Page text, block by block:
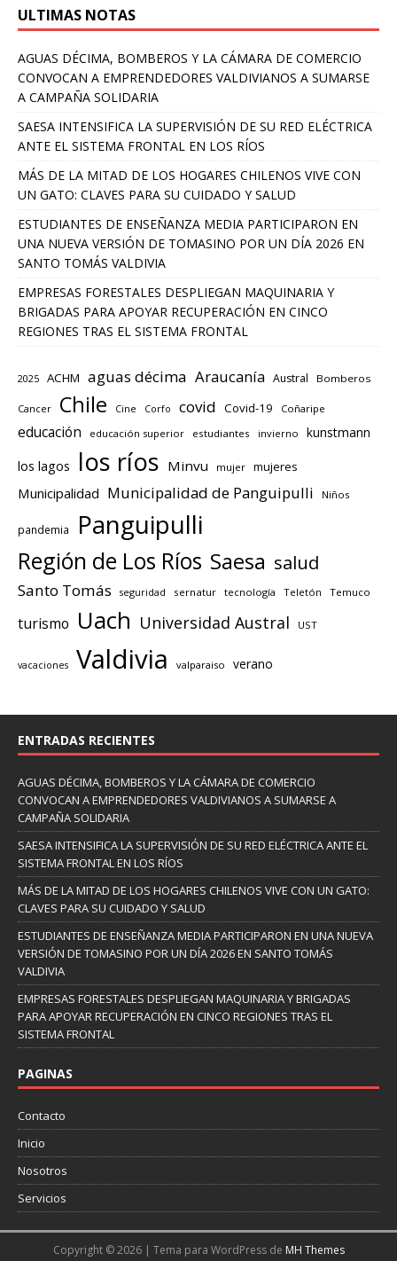
ULTIMAS NOTAS
AGUAS DÉCIMA, BOMBEROS Y LA CÁMARA DE COMERCIO
CONVOCAN A EMPRENDEDORES VALDIVIANOS A SUMARSE
A CAMPAÑA SOLIDARIA
SAESA INTENSIFICA LA SUPERVISIÓN DE SU RED ELÉCTRICA
ANTE EL SISTEMA FRONTAL EN LOS RÍOS
MÁS DE LA MITAD DE LOS HOGARES CHILENOS VIVE CON
UN GATO: CLAVES PARA SU CUIDADO Y SALUD
ESTUDIANTES DE ENSEÑANZA MEDIA PARTICIPARON EN
UNA NUEVA VERSIÓN DE TOMASINO POR UN DÍA 2026 EN
SANTO TOMÁS VALDIVIA
EMPRESAS FORESTALES DESPLIEGAN MAQUINARIA Y
BRIGADAS PARA APOYAR RECUPERACIÓN EN CINCO
REGIONES TRAS EL SISTEMA FRONTAL
2025 ACHM aguas décima Araucanía Austral Bomberos
Cancer Chile Cine Corfo covid Covid-19 Coñaripe
educación educación superior estudiantes invierno kunstmann
los lagos los ríos Minvu mujer mujeres
Municipalidad Municipalidad de Panguipulli Niños
pandemia Panguipulli
Región de Los Ríos Saesa salud
Santo Tomás seguridad sernatur tecnología Teletón Temuco
turismo Uach Universidad Austral UST
vacaciones Valdivia valparaiso verano
ENTRADAS RECIENTES
AGUAS DÉCIMA, BOMBEROS Y LA CÁMARA DE COMERCIO
CONVOCAN A EMPRENDEDORES VALDIVIANOS A SUMARSE A
CAMPAÑA SOLIDARIA
SAESA INTENSIFICA LA SUPERVISIÓN DE SU RED ELÉCTRICA ANTE EL
SISTEMA FRONTAL EN LOS RÍOS
MÁS DE LA MITAD DE LOS HOGARES CHILENOS VIVE CON UN GATO:
CLAVES PARA SU CUIDADO Y SALUD
ESTUDIANTES DE ENSEÑANZA MEDIA PARTICIPARON EN UNA NUEVA
VERSIÓN DE TOMASINO POR UN DÍA 2026 EN SANTO TOMÁS
VALDIVIA
EMPRESAS FORESTALES DESPLIEGAN MAQUINARIA Y BRIGADAS
PARA APOYAR RECUPERACIÓN EN CINCO REGIONES TRAS EL
SISTEMA FRONTAL
PAGINAS
Contacto
Inicio
Nosotros
Servicios
Copyright © 2026 | Tema para WordPress de MH Themes